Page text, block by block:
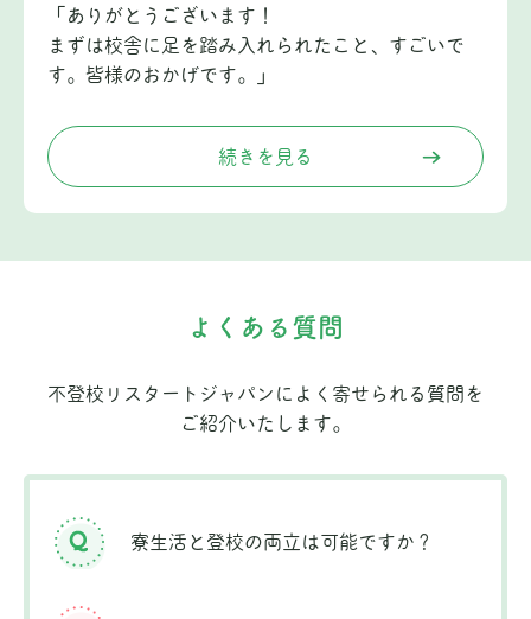
「ありがとうございます！
まずは校舎に足を踏み入れられたこと、すごいで
す。皆様のおかげです。」
続きを見る
よくある質問
不登校リスタートジャパンによく寄せられる質問を
ご紹介いたします。
寮生活と登校の両立は可能ですか？